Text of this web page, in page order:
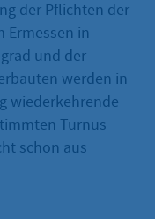
der Pflichten der
Ermessen in
und der
werden in
wiederkehrende
Turnus
schon aus